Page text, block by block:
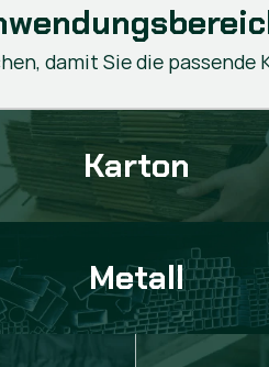
damit Sie die
Karton
Metall